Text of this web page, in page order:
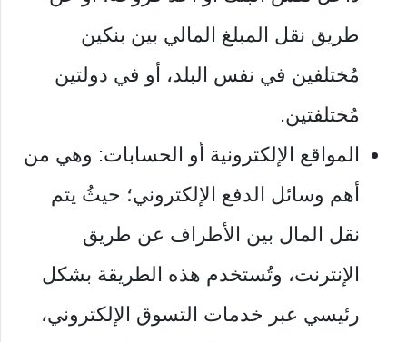
طريق نقل المبلغ المالي بين بنكين
مُختلفين في نفس البلد، أو في دولتين
مُختلفتين.
المواقع الإلكترونية أو الحسابات: وهي من
أهم وسائل الدفع الإلكتروني؛ حيثُ يتم
نقل المال بين الأطراف عن طريق
الإنترنت، وتُستخدم هذه الطريقة بشكل
رئيسي عبر خدمات التسوق الإلكتروني،